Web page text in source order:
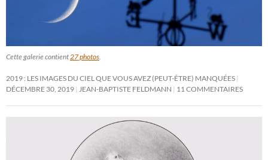
Cette galerie contient 27 photos
2019 : LES IMAGES DU CIEL QUE VOUS AVEZ (PEUT-ÊTRE) MANQUÉES
DÉCEMBRE 30, 2019
JEAN-BAPTISTE FELDMANN 11 COMMENTAIRES